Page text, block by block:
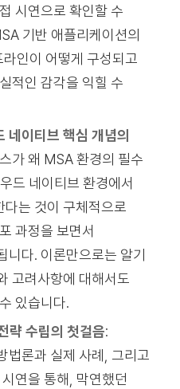
시연으로 확인할 수
기반 애플리케이션의
인이 어떻게 구성되고
적인 감각을 익힐 수
네이티브 핵심 개념의
가 왜 MSA 환경의 필수
드 네이티브 환경에서
는 것이 구체적으로
과정을 보면서
니다. 이론만으로는 알기
고려사항에 대해서도
있습니다.
략 수립의 첫걸음:
법론과 실제 사례, 그리고
연을 통해, 막연했던